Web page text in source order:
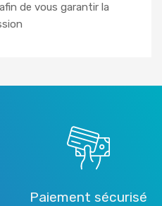
de vous garantir la
Paiement sécurisé